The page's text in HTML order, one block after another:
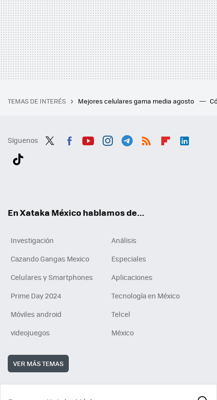
TEMAS DE INTERÉS Mejores celulares gama media agosto
Síguenos
En Xataka México hablamos de...
Investigación
Análisis
Cazando Gangas Mexico
Especiales
Celulares y Smartphones
Aplicaciones
Prime Day 2024
Tecnología en México
Móviles android
Telcel
videojuegos
México
VER MÁS TEMAS